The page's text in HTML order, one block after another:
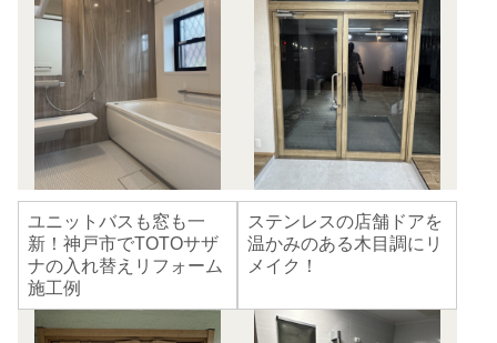
ユニットバスも窓も一
新！神戸市でTOTOサザ
ナの入れ替えリフォーム
施工例
ステンレスの店舗ドアを
温かみのある木目調にリ
メイク！